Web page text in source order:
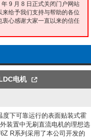
9 月 8 日正式关闭门户网站
来给予我们支持与帮助的各位
心感谢大家一直以来的信任
电机
度下可靠运行的表面贴装式霍
装置中无刷直流电机的理想选
R系列采用了本公司开发的